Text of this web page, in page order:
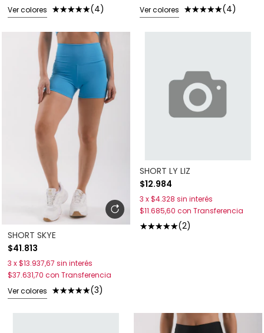
(4)
Ver colores
(4)
Ver colores
SHORT SKYE
$41.813
(3)
3 x$13.937,67 sin interés
$37.631,70 con Transferencia
Ver colores
SHORT LY LIZ
$12.984
(2)
3 x$4.328 sin interés
$11.685,60 con Transferencia